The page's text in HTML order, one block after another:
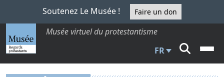
Soutenez Le Musée ! Faire un don
Musée virtuel du protestantisme
FR